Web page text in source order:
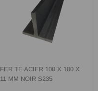
FER TE ACIER 100 X 100 X
11 MM NOIR S235